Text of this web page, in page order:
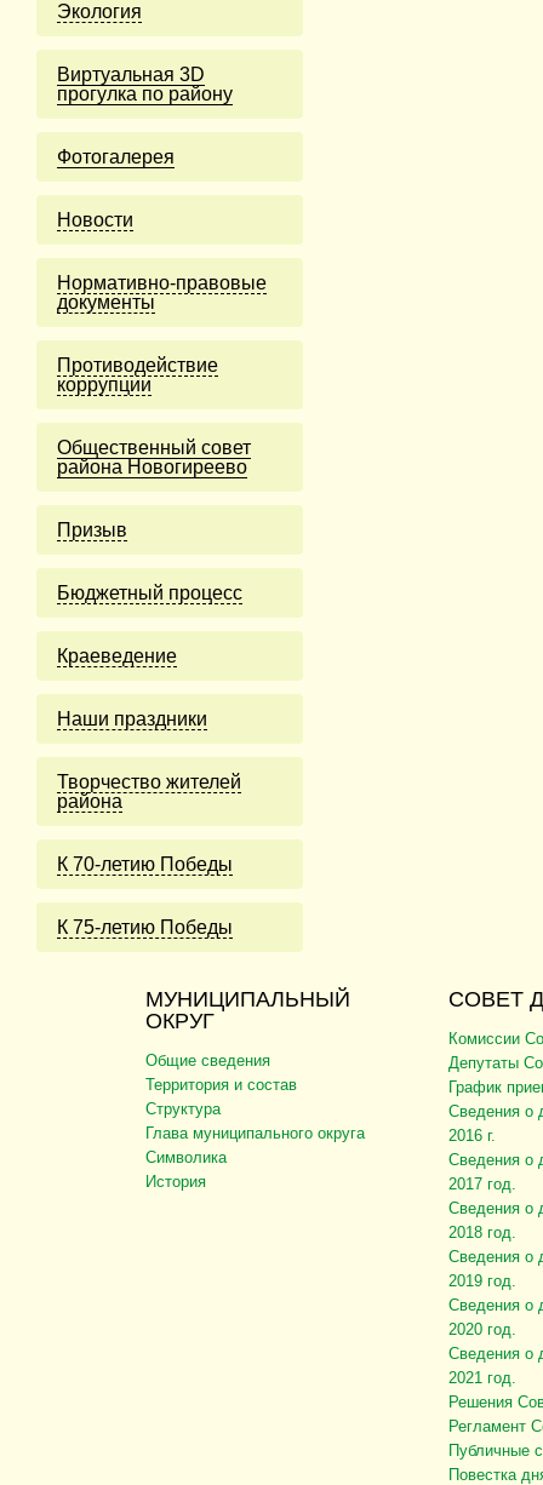
Экология
Виртуальная 3D
прогулка по району
Фотогалерея
Новости
Нормативно-правовые
документы
Противодействие
коррупции
Общественный совет
района Новогиреево
Призыв
Бюджетный процесс
Краеведение
Наши праздники
Творчество жителей
района
К 70-летию Победы
К 75-летию Победы
МУНИЦИПАЛЬНЫЙ
ОКРУГ
Общие сведения
Территория и состав
Структура
Глава муниципального округа
Символика
История
СОВЕТ
Комиссии
Депутаты
График
Сведения о
2016 г.
Сведения о
2017 год.
Сведения о
2018 год.
Сведения о
2019 год.
Сведения о
2020 год.
Сведения о
2021 год.
Решения
Регламент
Публичные
Повестка